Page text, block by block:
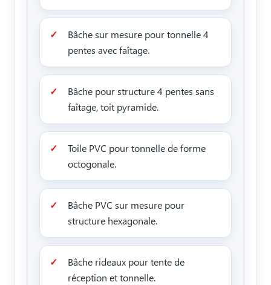
Bâche sur mesure pour tonnelle 4
pentes avec faîtage.
Bâche pour structure 4 pentes sans
faîtage, toit pyramide.
Toile PVC pour tonnelle de forme
octogonale.
Bâche PVC sur mesure pour
structure hexagonale.
Bâche rideaux pour tente de
réception et tonnelle.